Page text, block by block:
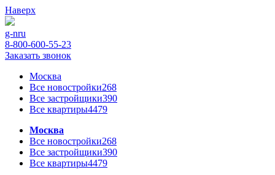
Наверх
g-nru
8-800-600-55-23
Заказать звонок
Москва
Все новостройки268
Все застройщики390
Все квартиры4479
Москва
Все новостройки268
Все застройщики390
Все квартиры4479